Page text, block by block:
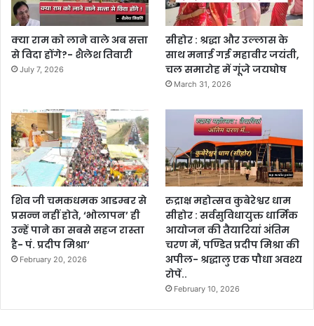
क्या राम को लाने वाले अब सत्ता
से विदा होंगे?- शैलेश तिवारी
July 7, 2026
सीहोर : श्रद्धा और उल्लास के
साथ मनाई गई महावीर जयंती,
चल समारोह में गूंजे जयघोष
March 31, 2026
शिव जी चमकधमक आडम्बर से
प्रसन्न नहीं होते, ‘भोलापन’ ही
उन्हें पाने का सबसे सहज रास्ता
है- पं. प्रदीप मिश्रा’
February 20, 2026
रुद्राक्ष महोत्सव कुबेरेश्वर धाम
सीहोर : सर्वसुविधायुक्त धार्मिक
आयोजन की तैयारियां अंतिम
चरण में, पण्डित प्रदीप मिश्रा की
अपील- श्रद्धालु एक पौधा अवश्य
रोपें..
February 10, 2026